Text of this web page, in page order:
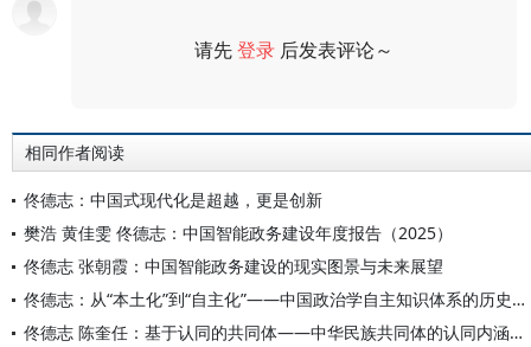
请先登录 后发表评论～
相同作者阅读
佟德志：中国式现代化是超越，更是创新
樊浩 黄佳雯 佟德志：中国智能政务建设年度报告（2025）
佟德志 张朝霞：中国智能政务建设的现实图景与未来展望
佟德志：从“本土化”到“自主化”——中国政治学自主知识体系的历史演进与理论形态
佟德志 陈奎任：基于认同的共同体——中华民族共同体的认同内涵、价值、建构与变迁